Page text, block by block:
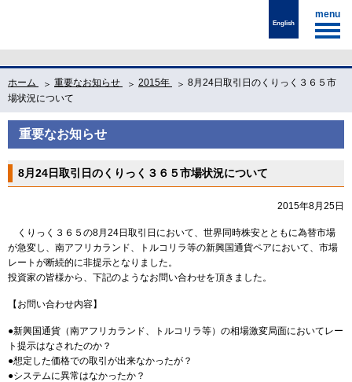
English
ホーム 重要なお知らせ 2015年
8月24日取引日のくりっく３６５市
場状況について
重要なお知らせ
8月24日取引日のくりっく３６５市場状況について
2015年8月25日
くりっく３６５の8月24日取引日において、世界同時株安とともに為替市場
が急変し、南アフリカランド、トルコリラ等の新興国通貨ペアにおいて、市場
レートが断続的に非提示となりました。
投資家の皆様から、下記のようなお問い合わせを頂きました。
【お問い合わせ内容】
●新興国通貨（南アフリカランド、トルコリラ等）の相場激変局面においてレー
ト提示はなされたのか？
●想定した価格での取引が出来なかったが？
●システムに異常はなかったか？
menu